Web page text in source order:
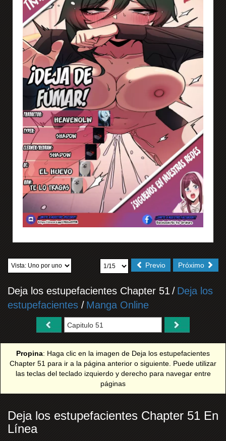
Próximo
Previo
Deja los estupefacientes Chapter 51 / Deja los
estupefacientes / Manga Online
Propina: Haga clic en la imagen de Deja los estupefacientes
Chapter 51 para ir a la página anterior o siguiente. Puede utilizar
las teclas del teclado izquierdo y derecho para navegar entre
páginas
Deja los estupefacientes Chapter 51 En
Línea